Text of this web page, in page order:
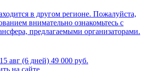
в другом регионе. Пожалуйста,
внимательно ознакомьтесь с
предлагаемыми организаторами.
авг (6 дней) 49 000 руб.
на сайте